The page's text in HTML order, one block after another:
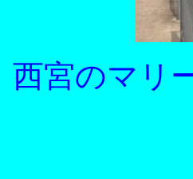
西宮のマリ